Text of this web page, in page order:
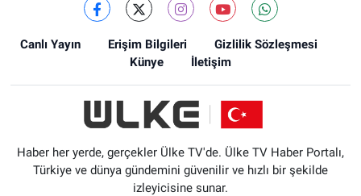
Canlı Yayın Erişim Bilgileri
Gizlilik Sözleşmesi
Künye
İletişim
Haber her yerde, gerçekler Ülke TV'de. Ülke TV Haber Portalı,
Türkiye ve dünya gündemini güvenilir ve hızlı bir şekilde
izleyicisine sunar.